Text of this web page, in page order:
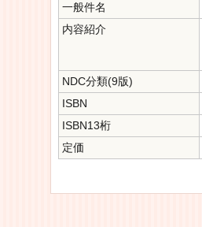
一般件名
内容紹介
NDC分類(9版)
ISBN
ISBN13桁
定価